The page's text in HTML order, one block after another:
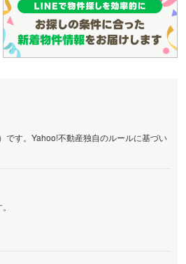
です。Yahoo!不動産独自のルールに基づい